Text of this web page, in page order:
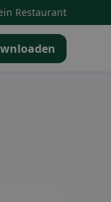
Restaurant